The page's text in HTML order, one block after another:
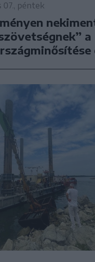
07., péntek
a